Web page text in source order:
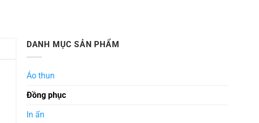
DANH MỤC SẢN PHẨM
Áo thun
Đồng phục
In ấn